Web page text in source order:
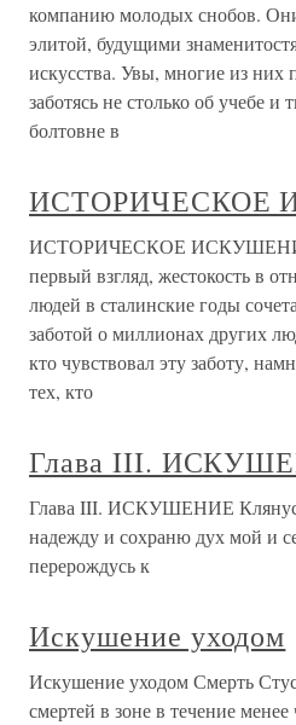
компанию молодых снобов.
элитой, будущими
искусства. Увы, многие из них
заботясь не столько об учебе и
болтовне в
ИСТОРИЧЕСКОЕ
ИСТОРИЧЕСКОЕ ИСКУШЕНИЕ
первый взгляд, жестокость в
людей в сталинские годы
заботой о миллионах других
кто чувствовал эту заботу,
тех, кто
Глава III.
Глава III. ИСКУШЕНИЕ
надежду и сохраню дух мой и
перерождусь к
Искушение уходом
Искушение уходом Смерть
смертей в зоне в течение